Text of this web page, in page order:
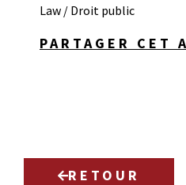
Law / Droit public
PARTAGER CET
RETOUR